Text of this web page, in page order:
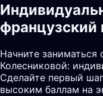
французский
Начните заниматься
Колесниковой:
Сделайте первый
высоким баллам на